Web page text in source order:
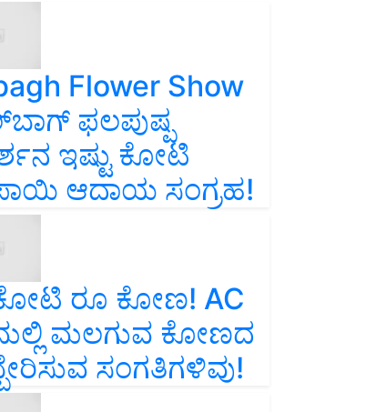
Flower Show
ಫಲಪುಷ್ಪ
ಇಷ್ಟು ಕೋಟಿ
ಆದಾಯ ಸಂಗ್ರಹ!
ರೂ ಕೋಣ! AC
ಮಲಗುವ ಕೋಣದ
ಸಂಗತಿಗಳಿವು!